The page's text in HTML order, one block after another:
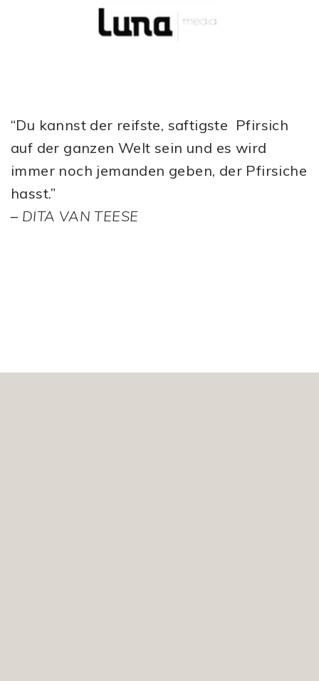
“Du kannst der reifste, saftigste Pfirsich
auf der ganzen Welt sein und es wird
immer noch jemanden geben, der Pfirsiche
hasst.”
– DITA VAN TEESE